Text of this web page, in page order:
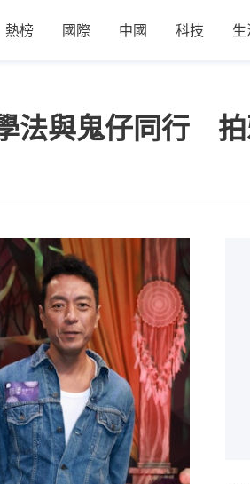
熱榜 國際 中國 科技 生
法與鬼仔同行